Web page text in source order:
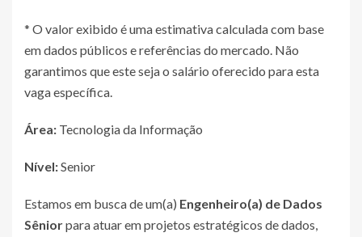
* O valor exibido é uma estimativa calculada com base
em dados públicos e referências do mercado. Não
garantimos que este seja o salário oferecido para esta
vaga específica.
Área: Tecnologia da Informação
Nível:Senior
Estamos em busca de um(a) Engenheiro(a) de Dados
Sêniorpara atuar em projetos estratégicos de dados,